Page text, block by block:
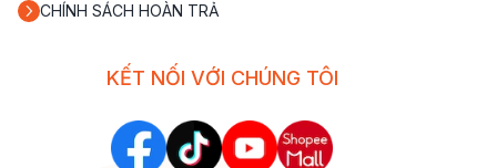
CHÍNH SÁCH HOÀN TRẢ
KẾT NỐI VỚI CHÚNG TÔI